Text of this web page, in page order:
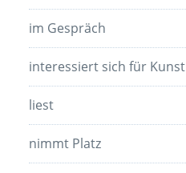
im Gespräch
interessiert sich für Kunst
liest
nimmt Platz